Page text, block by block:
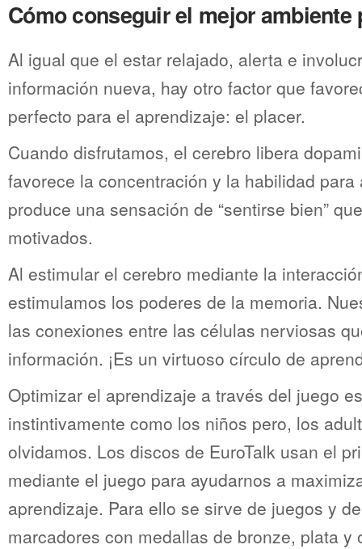
Cómo conseguir el mejor ambiente
Al igual que el estar relajado, alerta e
información nueva, hay otro factor que
perfecto para el aprendizaje: el placer.
Cuando disfrutamos, el cerebro libera
favorece la concentración y la habilidad para
produce una sensación de “sentirse bien”
motivados.
Al estimular el cerebro mediante la
estimulamos los poderes de la memoria.
las conexiones entre las células nerviosas
información. ¡Es un virtuoso círculo de
Optimizar el aprendizaje a través del juego
instintivamente como los niños pero, los
olvidamos. Los discos de EuroTalk usan el
mediante el juego para ayudarnos a
aprendizaje. Para ello se sirve de juegos y
marcadores con medallas de bronze, plata y